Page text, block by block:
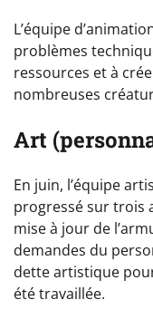
L’équipe
problèmes
ressources et à
nombreuses
Art
En juin, l’équipe
progressé sur trois
mise à jour de
demandes du
dette artistique
été travaillée.